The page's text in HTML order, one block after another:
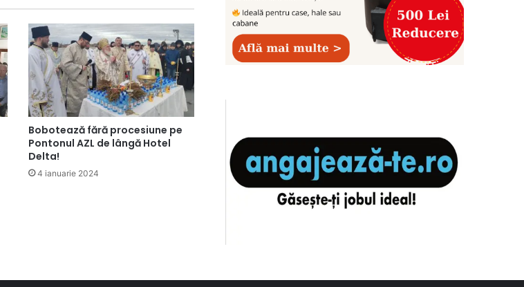
Bobotează fără procesiune pe
Pontonul AZL de lângă Hotel
Delta!
4 ianuarie 2024